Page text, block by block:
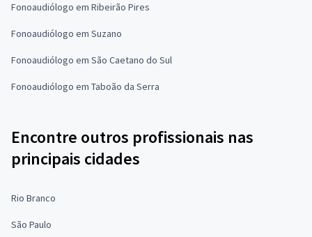
Fonoaudiólogo em Ribeirão Pires
Fonoaudiólogo em Suzano
Fonoaudiólogo em São Caetano do Sul
Fonoaudiólogo em Taboão da Serra
Encontre outros profissionais nas
principais cidades
Rio Branco
São Paulo